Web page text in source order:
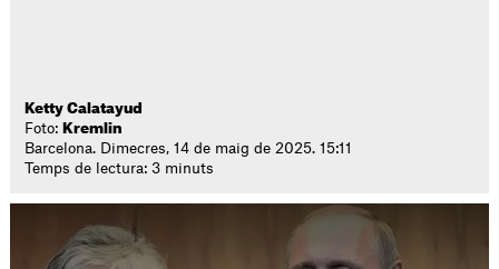
Ketty Calatayud
Foto: Kremlin
Barcelona. Dimecres, 14 de maig de 2025. 15:11
Temps de lectura: 3 minuts